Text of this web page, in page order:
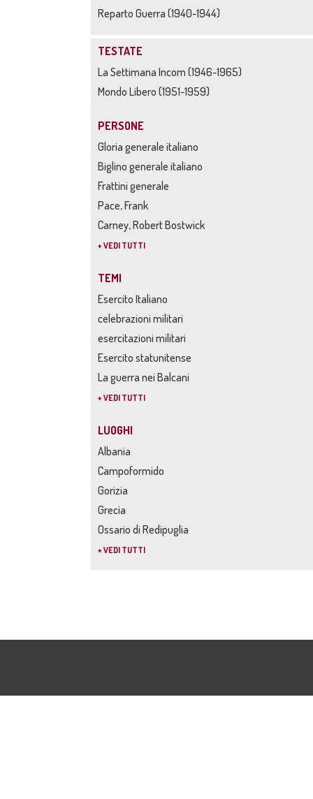
Reparto Guerra (1940-1944)
TESTATE
La Settimana Incom (1946-1965)
Mondo Libero (1951-1959)
PERSONE
Gloria generale italiano
Biglino generale italiano
Frattini generale
Pace, Frank
Carney, Robert Bostwick
+ VEDI TUTTI
TEMI
Esercito Italiano
celebrazioni militari
esercitazioni militari
Esercito statunitense
La guerra nei Balcani
+ VEDI TUTTI
LUOGHI
Albania
Campoformido
Gorizia
Grecia
Ossario di Redipuglia
+ VEDI TUTTI